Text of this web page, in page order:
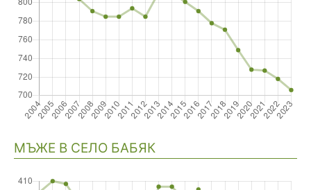
МЪЖЕ В СЕЛО БАБЯК